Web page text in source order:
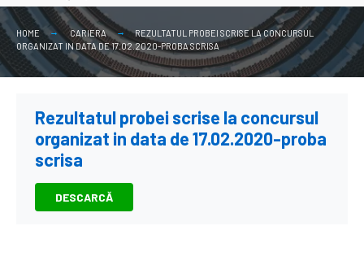
HOME CARIERA
REZULTATUL PROBEI SCRISE LA CONCURSUL
ORGANIZAT IN DATA DE 17.02.2020-PROBA SCRISA
Rezultatul probei scrise la concursul
organizat in data de 17.02.2020-proba
scrisa
DESCARCĂ